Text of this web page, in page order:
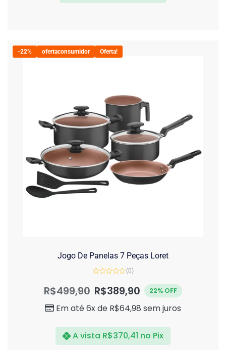
-22% ofertaconsumidor Oferta!
Jogo De Panelas 7 Peças Loret
de
(0)
R$499,90 R$389,90 22% OFF
Em até 6x de R$64,98 sem juros
A vista R$370,41 no Pix